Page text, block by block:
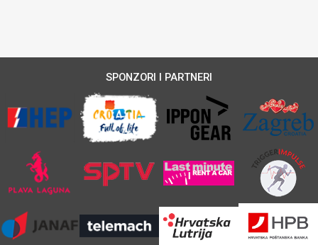
SPONZORI I PARTNERI